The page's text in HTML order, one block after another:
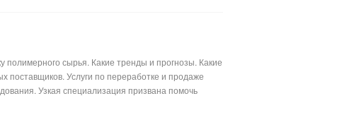
сырья. Какие тренды и прогнозы. Какие
поставщиков. Услуги по переработке и продаже
Узкая специализация призвана помочь
полимерными материалами